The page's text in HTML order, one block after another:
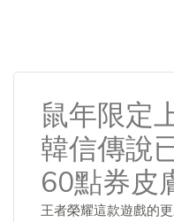
鼠年限定
韓信傳說
60點券皮
王者榮耀這款遊戲的